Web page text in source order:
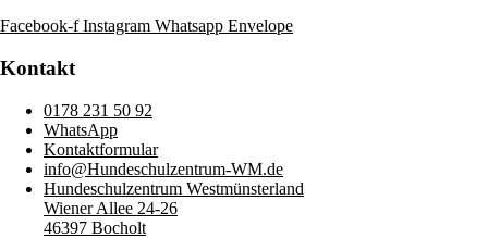
Facebook-f Instagram Whatsapp Envelope
Kontakt
0178 231 50 92
WhatsApp
Kontaktformular
info@Hundeschulzentrum-WM.de
Hundeschulzentrum Westmünsterland
Wiener Allee 24-26
46397 Bocholt